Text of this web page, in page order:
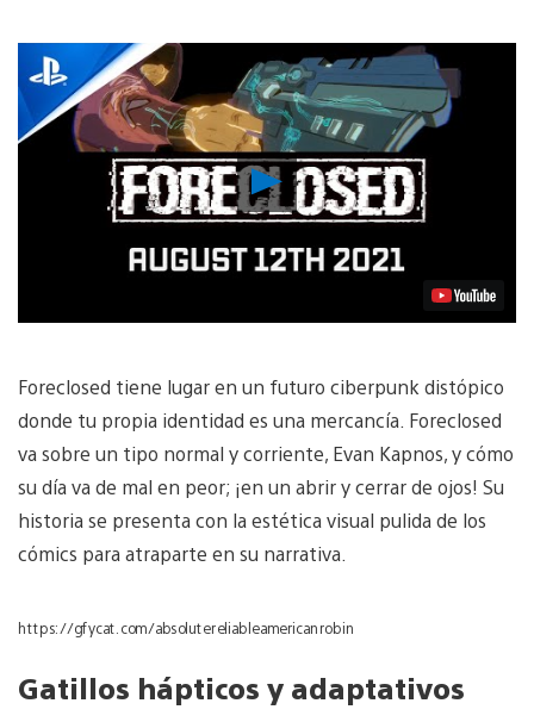
Reproducir
vídeo
Foreclosed tiene lugar en un futuro ciberpunk distópico
donde tu propia identidad es una mercancía. Foreclosed
va sobre un tipo normal y corriente, Evan Kapnos, y cómo
su día va de mal en peor; ¡en un abrir y cerrar de ojos! Su
historia se presenta con la estética visual pulida de los
cómics para atraparte en su narrativa.
https://gfycat.com/absolutereliableamericanrobin
Gatillos hápticos y adaptativos